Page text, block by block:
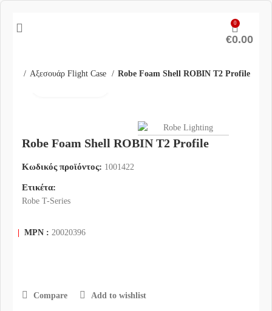
0
€0.00
Αξεσουάρ Flight Case Robe Foam Shell ROBIN T2 Profile
Robe Foam Shell ROBIN T2 Profile
Κωδικός προϊόντος: 1001422
Ετικέτα:
Robe T-Series
MPN : 20020396
Compare Add to wishlist